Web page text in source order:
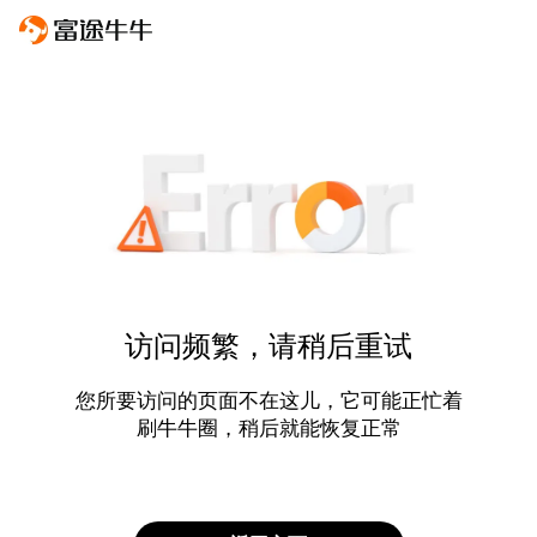
访问频繁，请稍后重试
您所要访问的页面不在这儿，它可能正忙着
刷牛牛圈，稍后就能恢复正常